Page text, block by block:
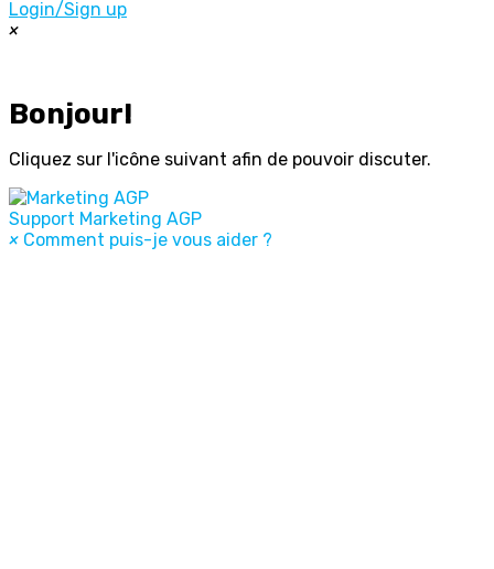
Login/Sign up
×
Bonjour!
Cliquez sur l'icône suivant afin de pouvoir discuter.
Support Marketing AGP
× Comment puis-je vous aider ?